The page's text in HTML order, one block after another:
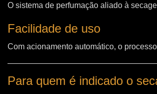
O sistema de perfumação aliado à
Facilidade de uso
Com acionamento automático, o
Para quem é indicado o